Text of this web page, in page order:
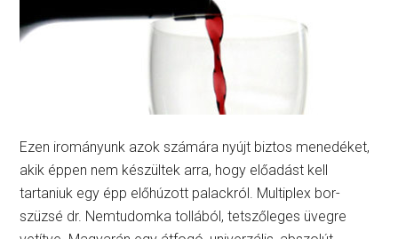
Ezen irományunk azok számára nyújt biztos menedéket,
akik éppen nem készültek arra, hogy előadást kell
tartaniuk egy épp előhúzott palackról. Multiplex bor-
szüzsé dr. Nemtudomka tollából, tetszőleges üvegre